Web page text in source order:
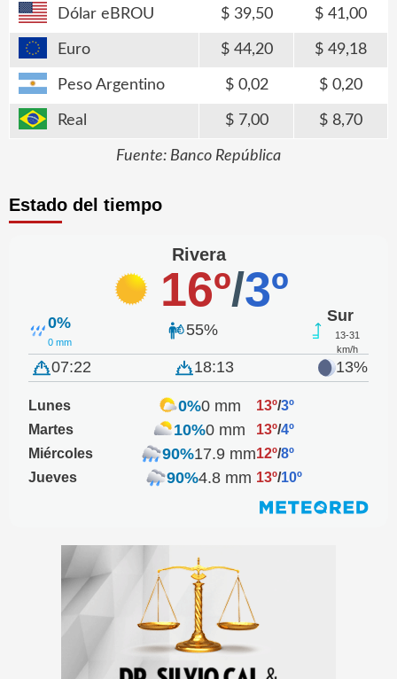
Dólar eBROU 39,50 41,00
Euro 44,20 49,18
Peso Argentino 0,02 0,20
Real 7,00 8,70
Fuente: Banco República
Estado del tiempo
Rivera
16º/3º
0%
0 mm
55%
Sur
13-31
km/h
07:22 18:13 13%
Lunes 0%0 mm 13º/3º
Martes
10%0 mm 13º/4º
Miércoles
90%17.9 mm12º/8º
Jueves
90%4.8 mm 13º/10º